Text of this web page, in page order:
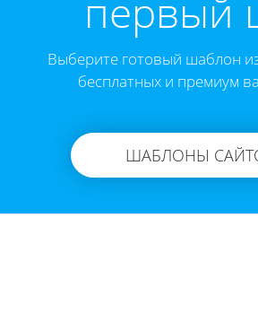
первый
Выберите готовый шаблон
бесплатных и премиум
ШАБЛОНЫ